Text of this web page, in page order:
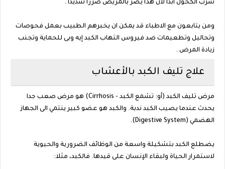
شرب الكحول ابدا لان هذا يضر بالمريض ضررا شديدا .
ومن يتابعون مع الاطباء قد يمكن ان يخبرهم الطبيب بعمل فحوصات
وتحاليل وتطعيمات ضد فيروس التهاب الكبد إيه وبى للحماية وتجنب
زيادة المرض .
علاج تليف الكبد بالأعشاب
مرض تليف الكبد (أو: تشمع الكبد - Cirrhosis) هو مرض صعب جدا
يحدث عندما يصيب الكبد ندبة. والكبد هو عضو كبير ينتمي الى الجهاز
الهضمي (Digestive System).
يضطلع الكبد بتشكيلة واسعة من الوظائف الضرورية والحيوية
لاستمرار الحياة ولبقاء الإنسان على قيدها. فالكبد، مثلا: